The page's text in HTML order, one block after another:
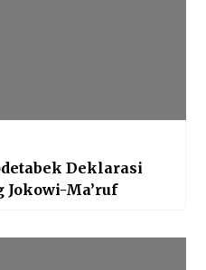
Deklarasi
Jokowi-Ma’ruf